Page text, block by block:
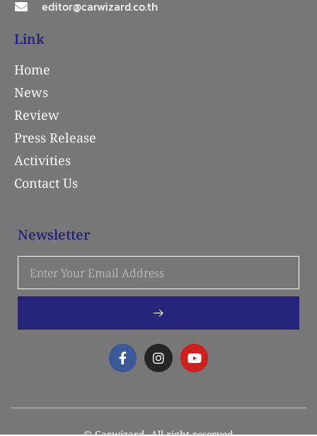
editor@carwizard.co.th
Link
Home
News
Review
Press Release
Activities
Contact Us
Newsletter